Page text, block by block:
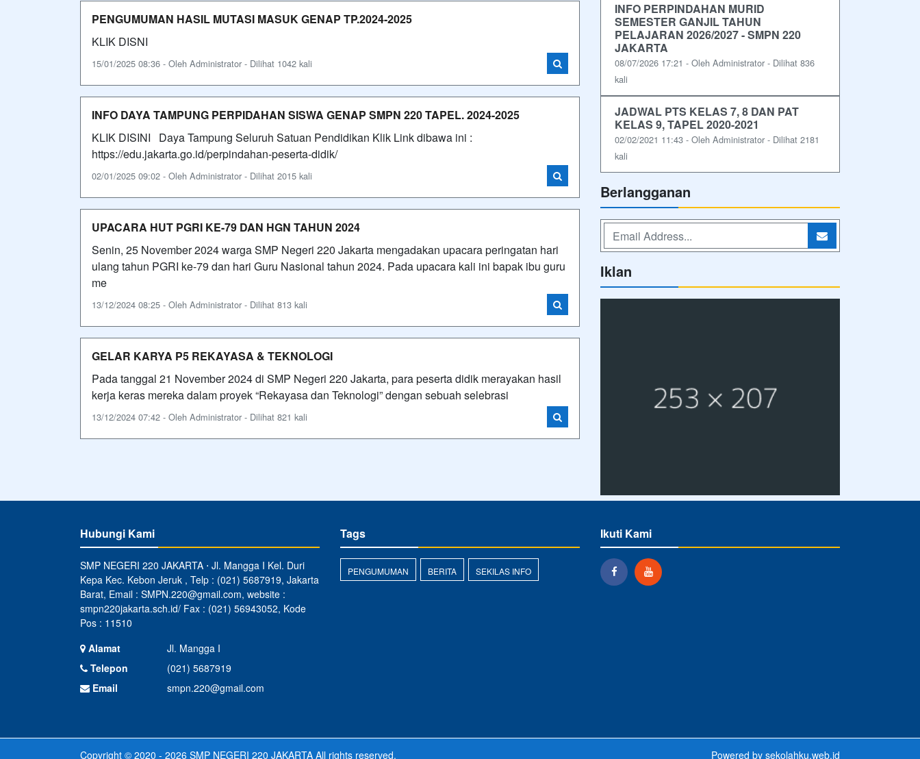
PENGUMUMAN HASIL MUTASI MASUK GENAP TP.2024-2025
KLIK DISNI
15/01/2025 08:36 - Oleh Administrator - Dilihat 1042 kali
INFO DAYA TAMPUNG PERPIDAHAN SISWA GENAP SMPN 220 TAPEL. 2024-2025
KLIK DISINI Daya Tampung Seluruh Satuan Pendidikan Klik Link dibawa ini :
https://edu.jakarta.go.id/perpindahan-peserta-didik/
02/01/2025 09:02 - Oleh Administrator - Dilihat 2015 kali
UPACARA HUT PGRI KE-79 DAN HGN TAHUN 2024
Senin, 25 November 2024 warga SMP Negeri 220 Jakarta mengadakan upacara peringatan hari
ulang tahun PGRI ke-79 dan hari Guru Nasional tahun 2024. Pada upacara kali ini bapak ibu guru
me
13/12/2024 08:25 - Oleh Administrator - Dilihat 813 kali
GELAR KARYA P5 REKAYASA & TEKNOLOGI
Pada tanggal 21 November 2024 di SMP Negeri 220 Jakarta, para peserta didik merayakan hasil
kerja keras mereka dalam proyek “Rekayasa dan Teknologi” dengan sebuah selebrasi
13/12/2024 07:42 - Oleh Administrator - Dilihat 821 kali
INFO PERPINDAHAN MURID
SEMESTER GANJIL TAHUN
PELAJARAN 2026/2027 - SMPN 220
JAKARTA
08/07/2026 17:21 - Oleh Administrator - Dilihat 836
kali
JADWAL PTS KELAS 7, 8 DAN PAT
KELAS 9, TAPEL 2020-2021
02/02/2021 11:43 - Oleh Administrator - Dilihat 2181
kali
Berlangganan
Iklan
Hubungi Kami
SMP NEGERI 220 JAKARTA ⋅ Jl. Mangga I Kel. Duri
Kepa Kec. Kebon Jeruk , Telp : (021) 5687919, Jakarta
Barat, Email : SMPN.220@gmail.com, website :
smpn220jakarta.sch.id/ Fax : (021) 56943052, Kode
Pos : 11510
Alamat
Jl. Mangga I
Telepon
(021) 5687919
Email
smpn.220@gmail.com
Tags
PENGUMUMAN BERITA SEKILAS INFO
Ikuti Kami
Copyright © 2020 - 2026 SMP NEGERI 220 JAKARTA All rights reserved. Powered by sekolahku.web.id